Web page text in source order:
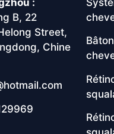
B, 22
Street,
Chine